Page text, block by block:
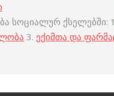
სოციალურ ქსელებში:
3. ექიმთა და